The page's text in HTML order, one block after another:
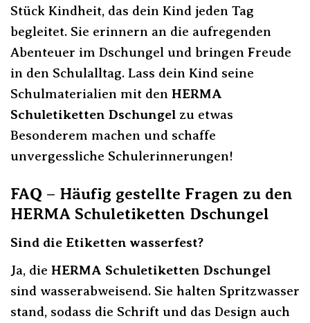
Stück Kindheit, das dein Kind jeden Tag
begleitet. Sie erinnern an die aufregenden
Abenteuer im Dschungel und bringen Freude
in den Schulalltag. Lass dein Kind seine
Schulmaterialien mit den HERMA
Schuletiketten Dschungel zu etwas
Besonderem machen und schaffe
unvergessliche Schulerinnerungen!
FAQ – Häufig gestellte Fragen zu den
HERMA Schuletiketten Dschungel
Sind die Etiketten wasserfest?
Ja, die HERMA Schuletiketten Dschungel
sind wasserabweisend. Sie halten Spritzwasser
stand, sodass die Schrift und das Design auch